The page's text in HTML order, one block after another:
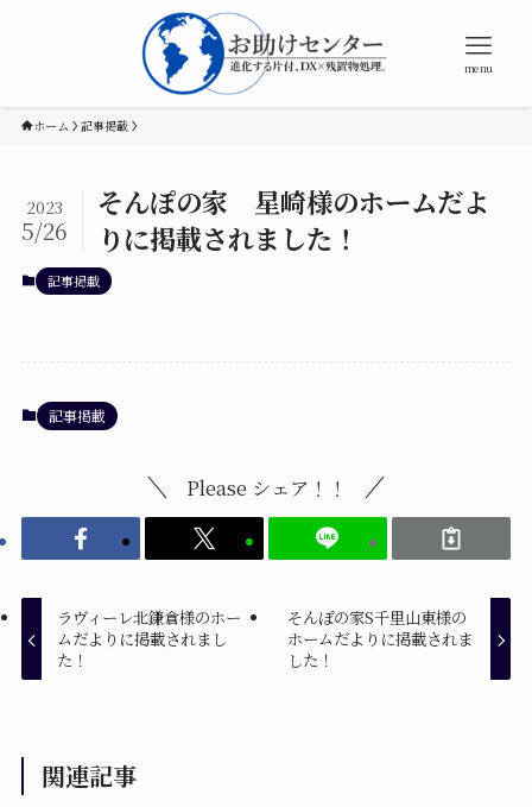
menu
ホーム 記事掲載
そんぽの家 星崎様のホームだよ
りに掲載されました！
2023
5/26
記事掲載
記事掲載
Please シェア！！
ラヴィーレ北鎌倉様のホー
ムだよりに掲載されまし
た！
そんぽの家S千里山東様の
ホームだよりに掲載されま
した！
関連記事